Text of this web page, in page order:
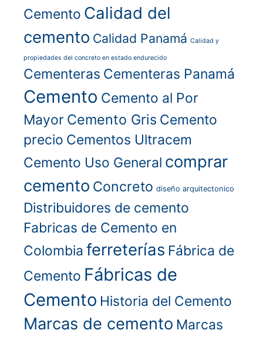
Cemento Calidad del
cemento Calidad Panamá Calidad y
propiedades del concreto en estado endurecido
Cementeras Cementeras Panamá
Cemento Cemento al Por
Mayor Cemento Gris Cemento
precio Cementos Ultracem
Cemento Uso General comprar
cemento Concreto diseño arquitectonico
Distribuidores de cemento
Fabricas de Cemento en
Colombia ferreterías Fábrica de
Cemento Fábricas de
Cemento Historia del Cemento
Marcas de cemento Marcas